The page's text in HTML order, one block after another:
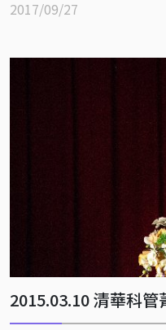
2017/09/27
2015.03.10 清華科